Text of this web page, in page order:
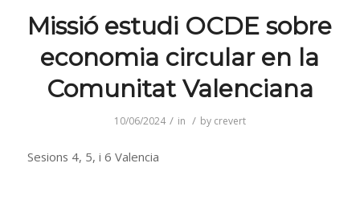
Missió estudi OCDE sobre
economia circular en la
Comunitat Valenciana
10/06/2024 / in / by crevert
Sesions 4, 5, i 6 Valencia